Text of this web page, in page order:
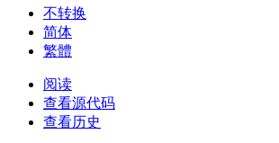
不转换
简体
繁體
阅读
查看源代码
查看历史